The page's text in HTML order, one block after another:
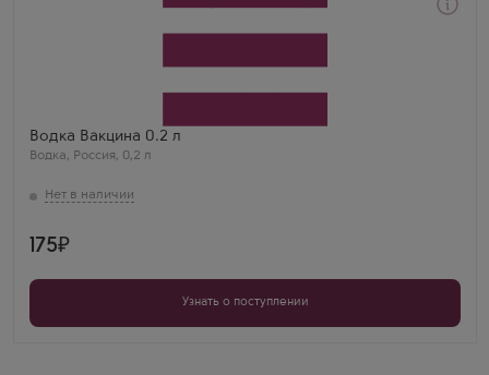
Водка Вакцина 0.2 л
Водка, Россия, 0,2 л
175
Узнать о поступлении